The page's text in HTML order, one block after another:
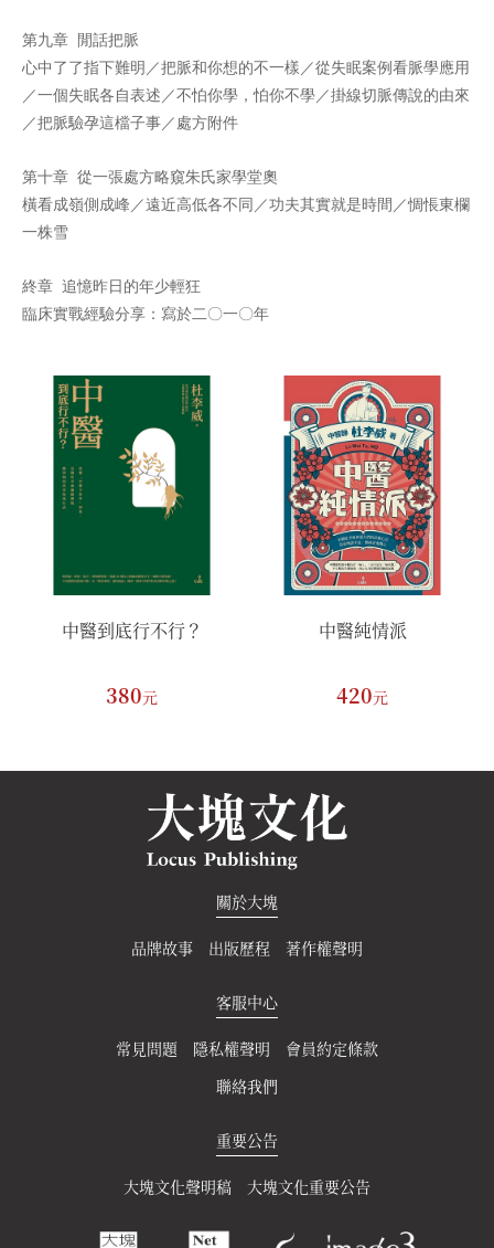
第九章 閒話把脈
心中了了指下難明／把脈和你想的不一樣／從失眠案例看脈學應用
／一個失眠各自表述／不怕你學，怕你不學／掛線切脈傳說的由來
／把脈驗孕這檔子事／處方附件
第十章 從一張處方略窺朱氏家學堂奧
橫看成嶺側成峰／遠近高低各不同／功夫其實就是時間／惆悵東欄
一株雪
終章 追憶昨日的年少輕狂
臨床實戰經驗分享：寫於二〇一〇年
中醫到底行不行？
380元
中醫純情派
420元
關於大塊
品牌故事 出版歷程 著作權聲明
客服中心
常見問題 隱私權聲明
會員約定條款
聯絡我們
重要公告
大塊文化聲明稿 大塊文化重要公告